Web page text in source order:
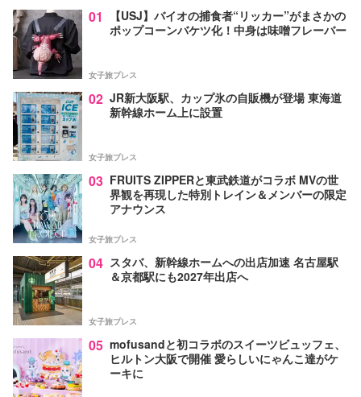
01
【USJ】バイオの捕食者“リッカー”がまさかの
ポップコーンバケツ化！中身は味噌フレーバー
女子旅プレス
02 JR新大阪駅、カップ氷の自販機が登場 東海道
新幹線ホーム上に設置
女子旅プレス
03 FRUITS ZIPPERと東武鉄道がコラボ MVの世
界観を再現した特別トレイン＆メンバーの限定
アナウンス
女子旅プレス
04 スタバ、新幹線ホームへの出店加速 名古屋駅
＆京都駅にも2027年出店へ
女子旅プレス
05 mofusandと初コラボのスイーツビュッフェ、
ヒルトン大阪で開催 愛らしいにゃんこ達がケ
ーキに